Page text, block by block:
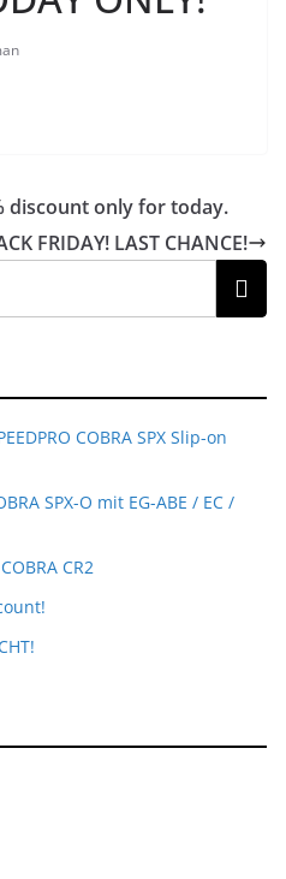
discount only for today.
FRIDAY! LAST CHANCE!
COBRA SPX Slip-on
SPX-O mit EG-ABE / EC /
CR2